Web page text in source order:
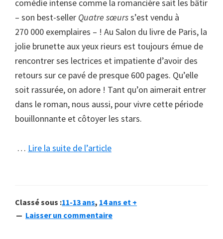
comédie intense comme la romancière sait les bâtir
– son best-seller Quatre sœurss’est vendu à
270 000 exemplaires – ! Au Salon du livre de Paris, la
jolie brunette aux yeux rieurs est toujours émue de
rencontrer ses lectrices et impatiente d’avoir des
retours sur ce pavé de presque 600 pages. Qu’elle
soit rassurée, on adore ! Tant qu’on aimerait entrer
dans le roman, nous aussi, pour vivre cette période
bouillonnante et côtoyer les stars.
… Lire la suite de l’articleà
«
la
Classé sous :11-13 ans, 14 ans et +
Laisser un commentaire